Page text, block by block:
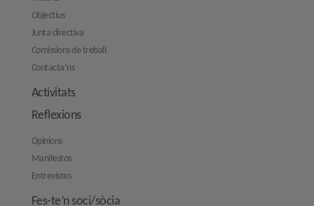
Objectius
Junta directiva
Comissions de treball
Contacta’ns
Activitats
Reflexions
Opinions
Manifestos
Entrevistes
Fes-te’n soci/sòcia